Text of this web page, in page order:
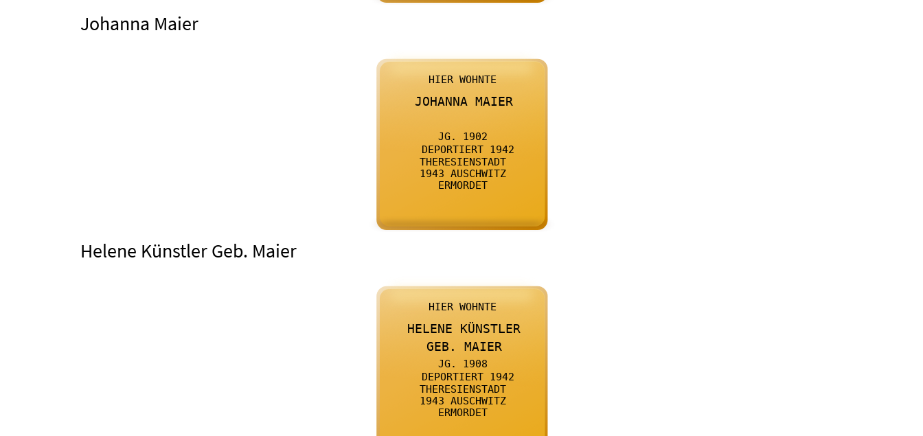
Johanna Maier
HIER WOHNTE
JOHANNA MAIER
JG. 1902
DEPORTIERT 1942
THERESIENSTADT
1943 AUSCHWITZ
ERMORDET
Helene Künstler Geb. Maier
HIER WOHNTE
HELENE KÜNSTLER
GEB. MAIER
JG. 1908
DEPORTIERT 1942
THERESIENSTADT
1943 AUSCHWITZ
ERMORDET